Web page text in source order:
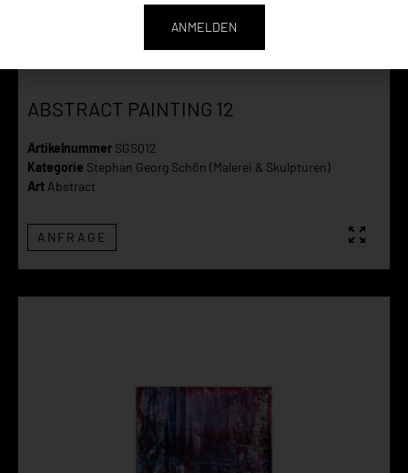
ABSTRACT PAINTING 12
Artikelnummer SGS012
Kategorie Stephan Georg Schön (Malerei & Skulpturen)
Art Abstract
ANFRAGE
ANMELDEN